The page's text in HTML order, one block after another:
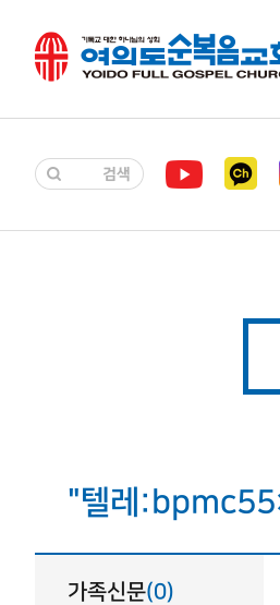
"텔레
가족신문(0)